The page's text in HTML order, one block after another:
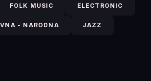
FOLK MUSIC ELECTRONIC
- NARODNA JAZZ